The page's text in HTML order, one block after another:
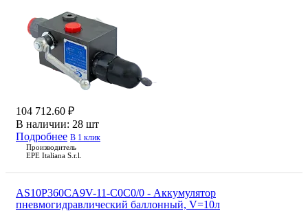
104 712.60 ₽
В наличии: 28 шт
Подробнее В 1 клик
Производитель
EPE Italiana S.r.l.
AS10P360CA9V-11-C0C0/0 - Аккумулятор
пневмогидравлический баллонный, V=10л